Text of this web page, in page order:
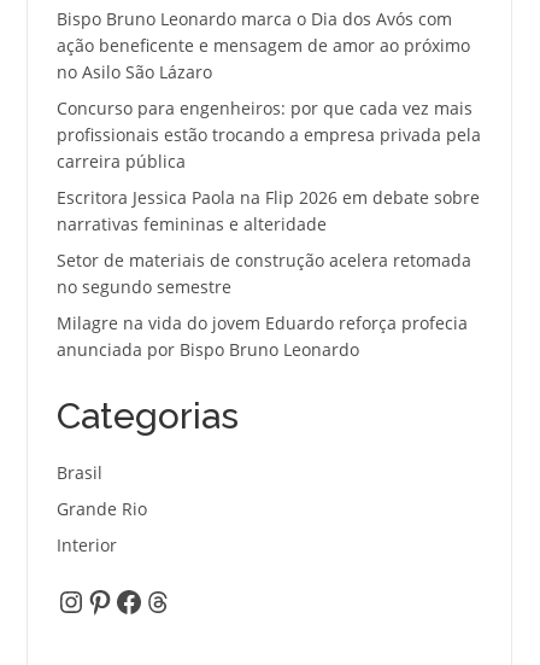
Bispo Bruno Leonardo marca o Dia dos Avós com
ação beneficente e mensagem de amor ao próximo
no Asilo São Lázaro
Concurso para engenheiros: por que cada vez mais
profissionais estão trocando a empresa privada pela
carreira pública
Escritora Jessica Paola na Flip 2026 em debate sobre
narrativas femininas e alteridade
Setor de materiais de construção acelera retomada
no segundo semestre
Milagre na vida do jovem Eduardo reforça profecia
anunciada por Bispo Bruno Leonardo
Categorias
Brasil
Grande Rio
Interior
Instagram
Pinterest
Facebook
Threads